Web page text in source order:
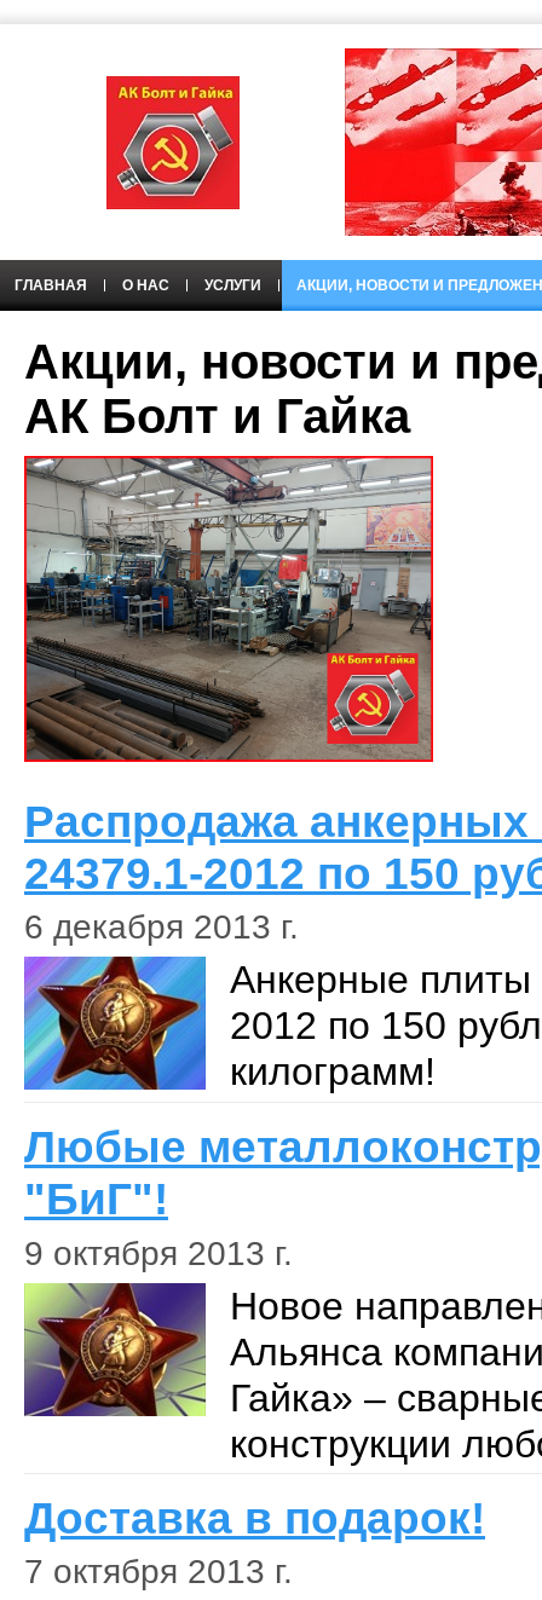
ГЛАВНАЯ О НАС УСЛУГИ АКЦИИ, НОВОСТИ И
Акции, новости и
АК Болт и Гайка
Распродажа
24379.1-2012 по 150
6 декабря 2013 г.
Анкерные
2012 по 150
килограмм!
Любые
"БиГ"!
9 октября 2013 г.
Новое
Альянса
Гайка» –
конструкции
Доставка в подарок!
7 октября 2013 г.